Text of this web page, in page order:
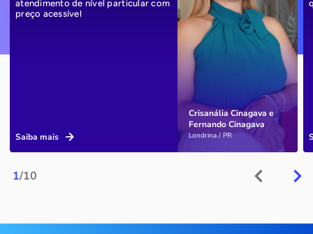
1/10
Crisanália Cinagava e
Fernando Cinagava
Londrina / PR
atendimento de nível particular com
preço acessível
Saiba mais